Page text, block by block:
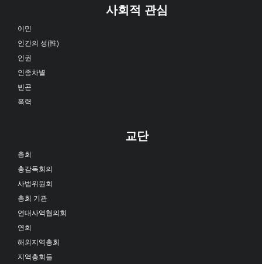
사회적 관심
이민
인간의 성(性)
인권
인종차별
빈곤
폭력
교단
총회
총감독회의
사법위원회
총회 기관
연대사역협의회
연회
해외지역총회
지역총회들